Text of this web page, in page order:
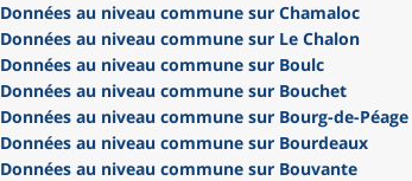
Données au niveau commune sur Chamaloc
Données au niveau commune sur Le Chalon
Données au niveau commune sur Boulc
Données au niveau commune sur Bouchet
Données au niveau commune sur Bourg-de-Péage
Données au niveau commune sur Bourdeaux
Données au niveau commune sur Bouvante